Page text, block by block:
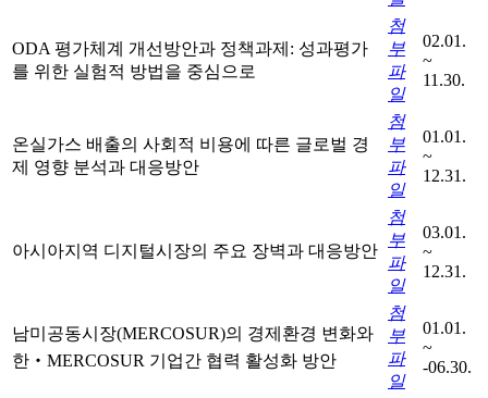
ODA 평가체계 개선방안과 정책과제: 성과평가
를 위한 실험적 방법을 중심으로
첨
부
파
일
02.01.
~
11.30.
온실가스 배출의 사회적 비용에 따른 글로벌 경
제 영향 분석과 대응방안
첨
부
파
일
01.01.
~
12.31.
아시아지역 디지털시장의 주요 장벽과 대응방안
첨
부
파
일
03.01.
~
12.31.
남미공동시장(MERCOSUR)의 경제환경 변화와
한‧MERCOSUR 기업간 협력 활성화 방안
첨
부
파
일
01.01.
~
-06.30.